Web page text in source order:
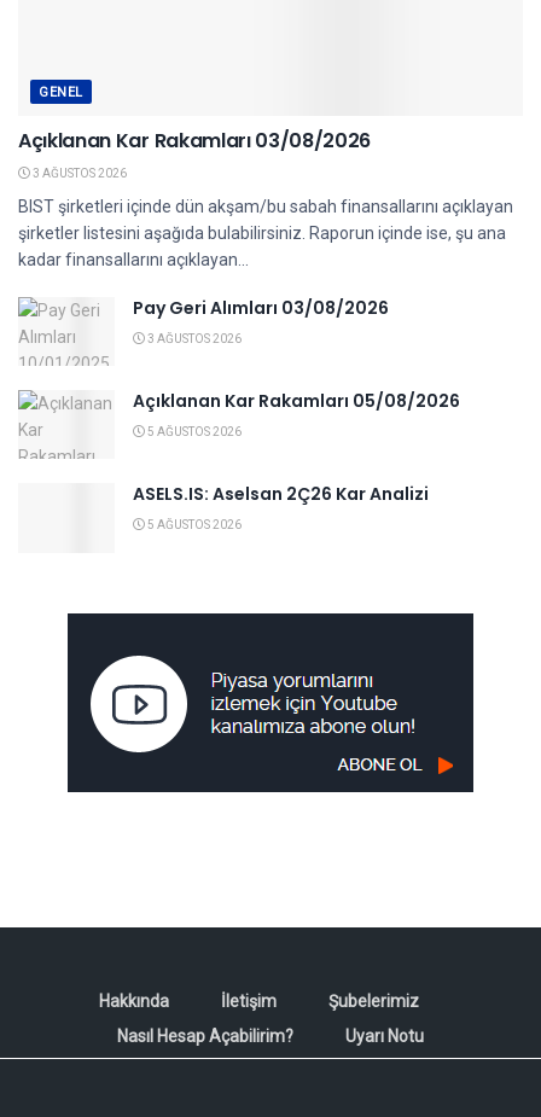
GENEL
Açıklanan Kar Rakamları 03/08/2026
3 AĞUSTOS 2026
BIST şirketleri içinde dün akşam/bu sabah finansallarını açıklayan
şirketler listesini aşağıda bulabilirsiniz. Raporun içinde ise, şu ana
kadar finansallarını açıklayan...
Pay Geri Alımları 03/08/2026
3 AĞUSTOS 2026
Açıklanan Kar Rakamları 05/08/2026
5 AĞUSTOS 2026
ASELS.IS: Aselsan 2Ç26 Kar Analizi
5 AĞUSTOS 2026
Hakkında İletişim
Şubelerimiz
Nasıl Hesap Açabilirim?
Uyarı Notu